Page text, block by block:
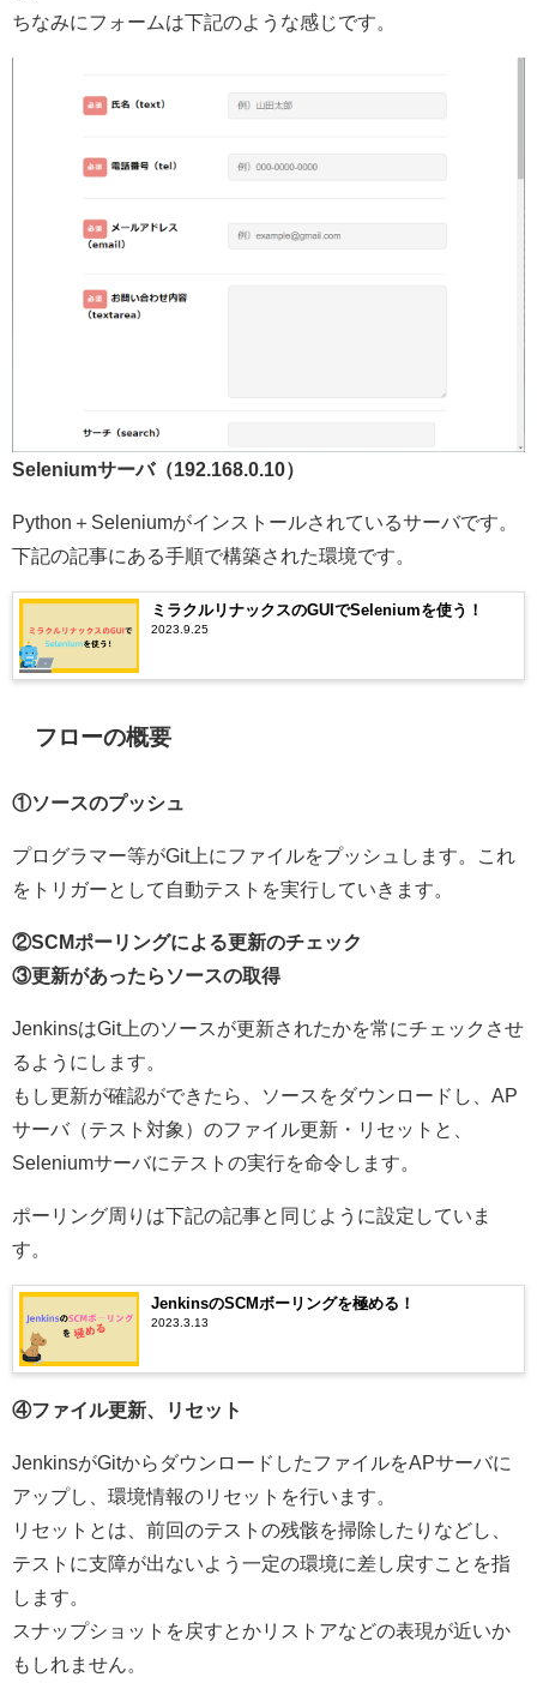
ちなみにフォームは下記のような感じです。
Seleniumサーバ（192.168.0.10）
Python＋Seleniumがインストールされているサーバです。
下記の記事にある手順で構築された環境です。
ミラクルリナックスのGUIでSeleniumを使う！
2023.9.25
フローの概要
①ソースのプッシュ
プログラマー等がGit上にファイルをプッシュします。これ
をトリガーとして自動テストを実行していきます。
②SCMポーリングによる更新のチェック
③更新があったらソースの取得
JenkinsはGit上のソースが更新されたかを常にチェックさせ
るようにします。
もし更新が確認ができたら、ソースをダウンロードし、AP
サーバ（テスト対象）のファイル更新・リセットと、
Seleniumサーバにテストの実行を命令します。
ポーリング周りは下記の記事と同じように設定していま
す。
JenkinsのSCMボーリングを極める！
2023.3.13
④ファイル更新、リセット
JenkinsがGitからダウンロードしたファイルをAPサーバに
アップし、環境情報のリセットを行います。
リセットとは、前回のテストの残骸を掃除したりなどし、
テストに支障が出ないよう一定の環境に差し戻すことを指
します。
スナップショットを戻すとかリストアなどの表現が近いか
もしれません。